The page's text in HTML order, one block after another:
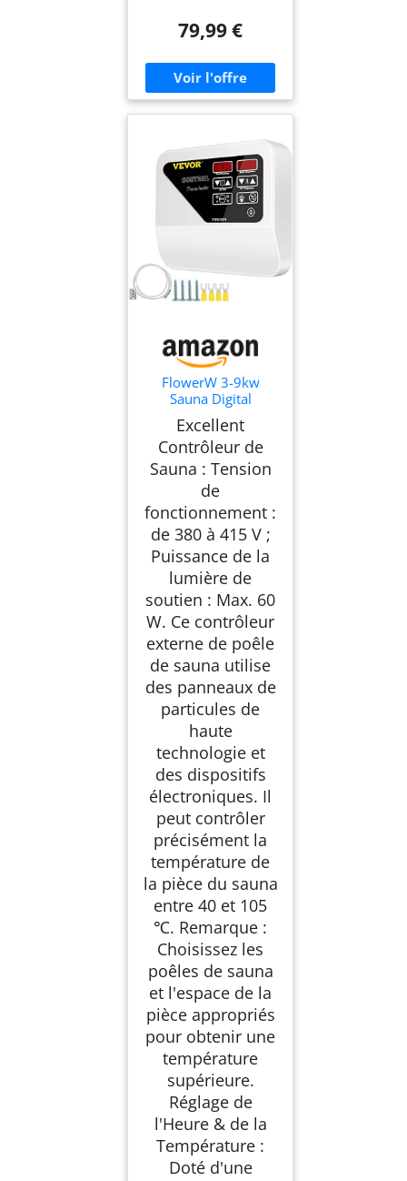
79,99 €
FlowerW 3-9kw
Sauna Digital
Controller Sauna
Heater Digital
Controller External
Digital Controller
Display Title
Excellent
Contrôleur de
Sauna : Tension
de
fonctionnement :
de 380 à 415 V ;
Puissance de la
lumière de
soutien : Max. 60
W. Ce contrôleur
externe de poêle
de sauna utilise
des panneaux de
particules de
haute
technologie et
des dispositifs
électroniques. Il
peut contrôler
précisément la
température de
la pièce du sauna
entre 40 et 105
℃. Remarque :
Choisissez les
poêles de sauna
et l'espace de la
pièce appropriés
pour obtenir une
température
supérieure.
Réglage de
l'Heure & de la
Température :
Doté d'une